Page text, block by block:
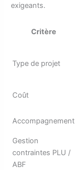
exigeants.
Critère
Type de projet
Coût
Accompagnement
Gestion
contraintes PLU /
ABF